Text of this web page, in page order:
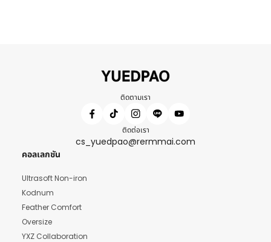
ติดตามเรา
ติดต่อเรา
cs_yuedpao@rermmai.com
คอลเลกชัน
Ultrasoft Non-iron
Kodnum
Feather Comfort
Oversize
YXZ Collaboration